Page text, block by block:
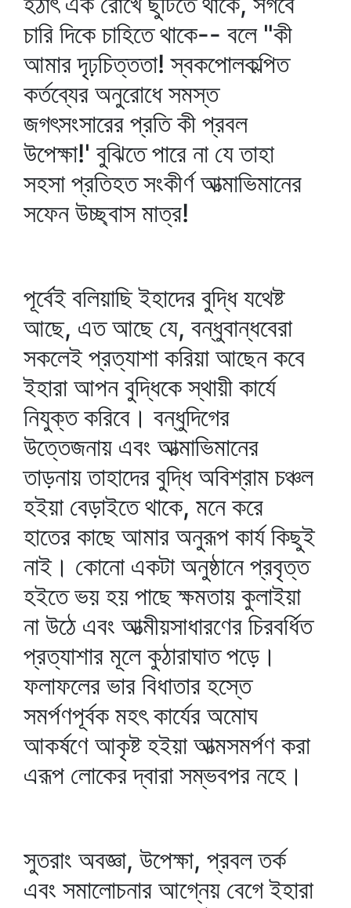
চারি দিকে চাহিতে থাকে-- বলে "কী
আমার দৃঢ়চিত্ততা! স্বকপোলকল্পিত
কর্তব্যের অনুরোধে সমস্ত
জগৎসংসারের প্রতি কী প্রবল
উপেক্ষা!' বুঝিতে পারে না যে তাহা
সহসা প্রতিহত সংকীর্ণ আত্মাভিমানের
সফেন উচ্ছ্বাস মাত্র!
পূর্বেই বলিয়াছি ইহাদের বুদ্ধি যথেষ্ট
আছে, এত আছে যে, বন্ধুবান্ধবেরা
সকলেই প্রত্যাশা করিয়া আছেন কবে
ইহারা আপন বুদ্ধিকে স্থায়ী কার্যে
নিযুক্ত করিবে। বন্ধুদিগের
উত্তেজনায় এবং আত্মাভিমানের
তাড়নায় তাহাদের বুদ্ধি অবিশ্রাম চঞ্চল
হইয়া বেড়াইতে থাকে, মনে করে
হাতের কাছে আমার অনুরূপ কার্য কিছুই
নাই। কোনো একটা অনুষ্ঠানে প্রবৃত্ত
হইতে ভয় হয় পাছে ক্ষমতায় কুলাইয়া
না উঠে এবং আত্মীয়সাধারণের চিরবর্ধিত
প্রত্যাশার মূলে কুঠারাঘাত পড়ে।
ফলাফলের ভার বিধাতার হস্তে
সমর্পণপূর্বক মহৎ কার্যের অমোঘ
আকর্ষণে আকৃষ্ট হইয়া আত্মসমর্পণ করা
এরূপ লোকের দ্বারা সম্ভবপর নহে।
সুতরাং অবজ্ঞা, উপেক্ষা, প্রবল তর্ক
এবং সমালোচনার আগ্নেয় বেগে ইহারা